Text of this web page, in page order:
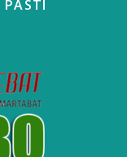
PASTI